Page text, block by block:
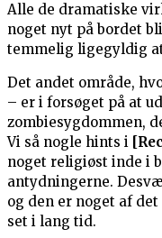
Alle de dramatiske
noget nyt på bordet
temmelig ligegyldig
Det andet område,
– er i forsøget på at
zombiesygdommen,
Vi så nogle hints i [Rec]
noget religiøst inde i
antydningerne.
og den er noget af
set i lang tid.